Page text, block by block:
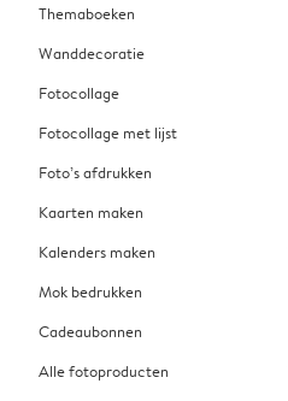
Themaboeken
Wanddecoratie
Fotocollage
Fotocollage met lijst
Foto’s afdrukken
Kaarten maken
Kalenders maken
Mok bedrukken
Cadeaubonnen
Alle fotoproducten